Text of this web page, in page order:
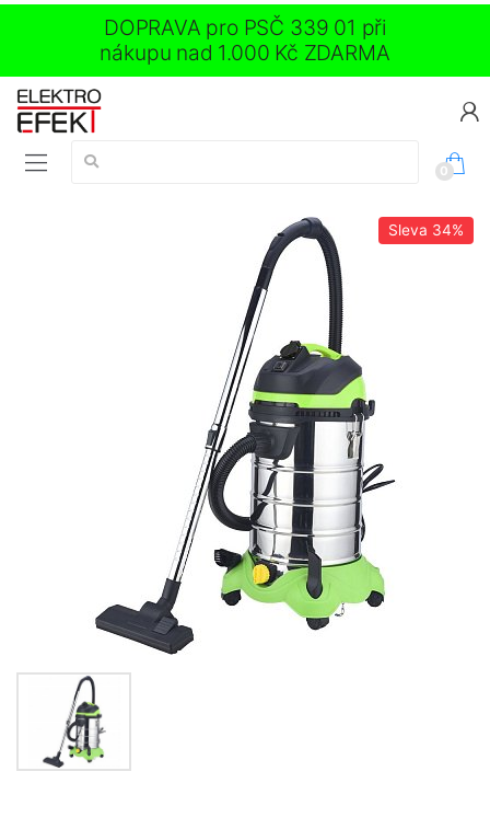
DOPRAVA pro PSČ 339 01 při
nákupu nad 1.000 Kč ZDARMA
Vyhledávání:
0
Sleva 34%